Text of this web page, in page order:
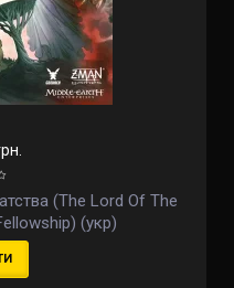
(The Lord Of The
(укр)